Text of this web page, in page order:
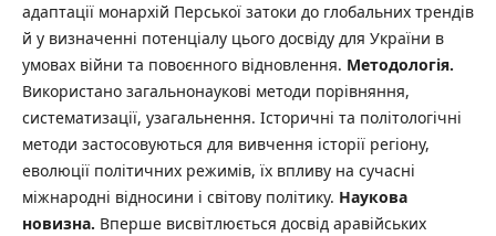
адаптації монархій Перської затоки до глобальних трендів
й у визначенні потенціалу цього досвіду для України в
умовах війни та повоєнного відновлення. Методологія.
Використано загальнонаукові методи порівняння,
систематизації, узагальнення. Історичні та політологічні
методи застосовуються для вивчення історії регіону,
еволюції політичних режимів, їх впливу на сучасні
міжнародні відносини і світову політику. Наукова
новизна. Вперше висвітлюється досвід аравійських